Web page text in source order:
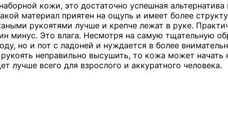
кожи, это достаточно успешная
материал приятен на ощупь и имеет более
рукоятями лучше и крепче лежат в руке.
минус. Это влага. Несмотря на самую тщательную
но и пот с ладоней и нуждается в более
неправильно высушить, то кожа может начать
лучше всего для взрослого и аккуратного человека.